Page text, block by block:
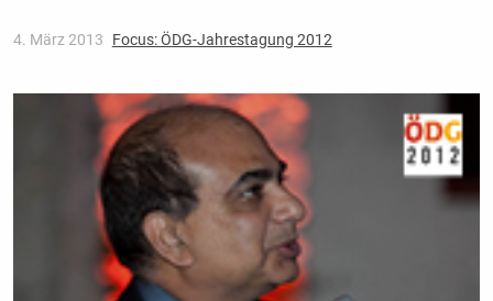
4. März 2013 Focus: ÖDG-Jahrestagung 2012